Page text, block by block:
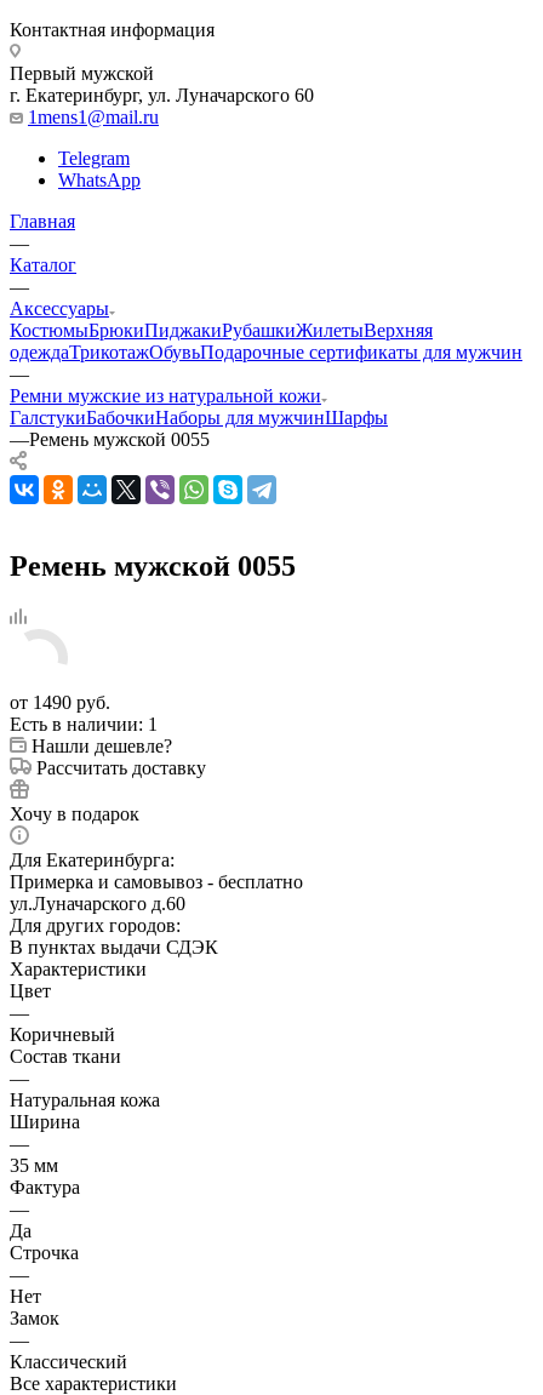
Контактная информация
Первый мужской
г. Екатеринбург, ул. Луначарского 60
1mens1@mail.ru
Telegram
WhatsApp
Главная
—
Каталог
—
Аксессуары
КостюмыБрюкиПиджакиРубашкиЖилетыВерхняя
одеждаТрикотажОбувьПодарочные сертификаты для мужчин
—
Ремни мужские из натуральной кожи
ГалстукиБабочкиНаборы для мужчинШарфы
—Ремень мужской 0055
Ремень мужской 0055
от 1490 руб.
Есть в наличии: 1
Нашли дешевле?
Рассчитать доставку
Хочу в подарок
Для Екатеринбурга:
Примерка и самовывоз - бесплатно
ул.Луначарского д.60
Для других городов:
В пунктах выдачи СДЭК
Характеристики
Цвет
—
Коричневый
Состав ткани
—
Натуральная кожа
Ширина
—
35 мм
Фактура
—
Да
Строчка
—
Нет
Замок
—
Классический
Все характеристики